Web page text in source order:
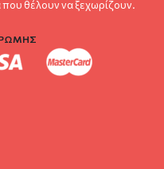
που θέλουν να ξεχωρίζουν.